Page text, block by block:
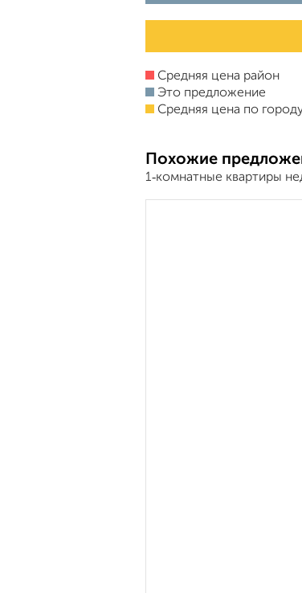
Средняя цена район
Это предложение
Средняя цена по
Похожие
1‑комнатные квартиры